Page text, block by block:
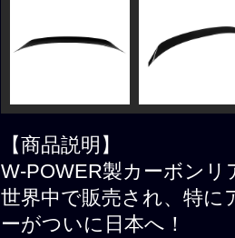
【商品説明】
W-POWER製カーボンリ
世界中で販売され、特に
ーがついに日本へ！